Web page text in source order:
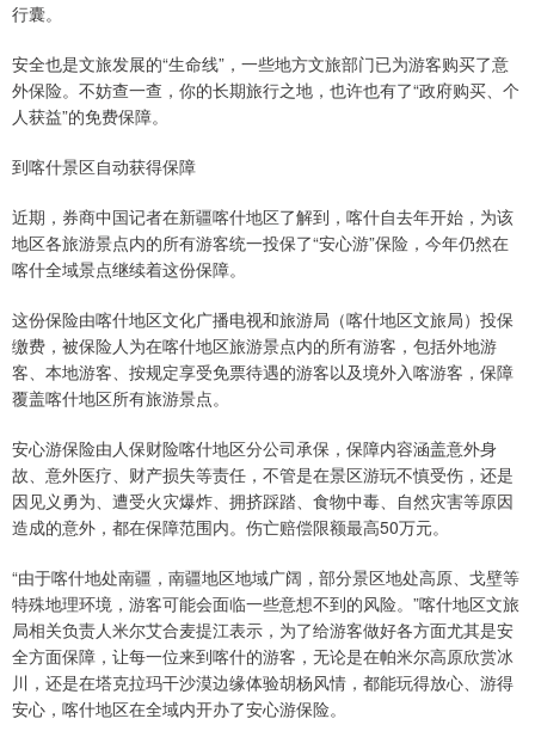
行囊。
安全也是文旅发展的“生命线”，一些地方文旅部门已为游客购买了意
外保险。不妨查一查，你的长期旅行之地，也许也有了“政府购买、个
人获益”的免费保障。
到喀什景区自动获得保障
近期，券商中国记者在新疆喀什地区了解到，喀什自去年开始，为该
地区各旅游景点内的所有游客统一投保了“安心游”保险，今年仍然在
喀什全域景点继续着这份保障。
这份保险由喀什地区文化广播电视和旅游局（喀什地区文旅局）投保
缴费，被保险人为在喀什地区旅游景点内的所有游客，包括外地游
客、本地游客、按规定享受免票待遇的游客以及境外入喀游客，保障
覆盖喀什地区所有旅游景点。
安心游保险由人保财险喀什地区分公司承保，保障内容涵盖意外身
故、意外医疗、财产损失等责任，不管是在景区游玩不慎受伤，还是
因见义勇为、遭受火灾爆炸、拥挤踩踏、食物中毒、自然灾害等原因
造成的意外，都在保障范围内。伤亡赔偿限额最高50万元。
“由于喀什地处南疆，南疆地区地域广阔，部分景区地处高原、戈壁等
特殊地理环境，游客可能会面临一些意想不到的风险。”喀什地区文旅
局相关负责人米尔艾合麦提江表示，为了给游客做好各方面尤其是安
全方面保障，让每一位来到喀什的游客，无论是在帕米尔高原欣赏冰
川，还是在塔克拉玛干沙漠边缘体验胡杨风情，都能玩得放心、游得
安心，喀什地区在全域内开办了安心游保险。